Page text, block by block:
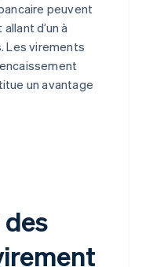
peuvent
d’un à
Les virements
un avantage